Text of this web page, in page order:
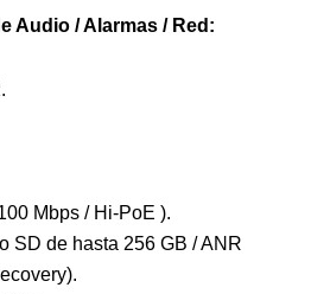
Audio / Alarmas / Red:
Mbps / Hi-PoE ).
SD de hasta 256 GB / ANR